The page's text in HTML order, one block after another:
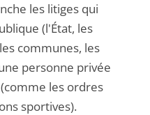
les litiges qui
(l'État, les
communes, les
personne privée
les ordres
sportives).